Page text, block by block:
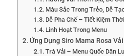
Màu Sắc Trong Trẻo, Dễ
Dễ Pha Chế – Tiết Kiệm
Linh Hoạt Trong Menu
Ứng Dụng Siro Mama Rosa
Trà Vải – Menu Quốc Dân